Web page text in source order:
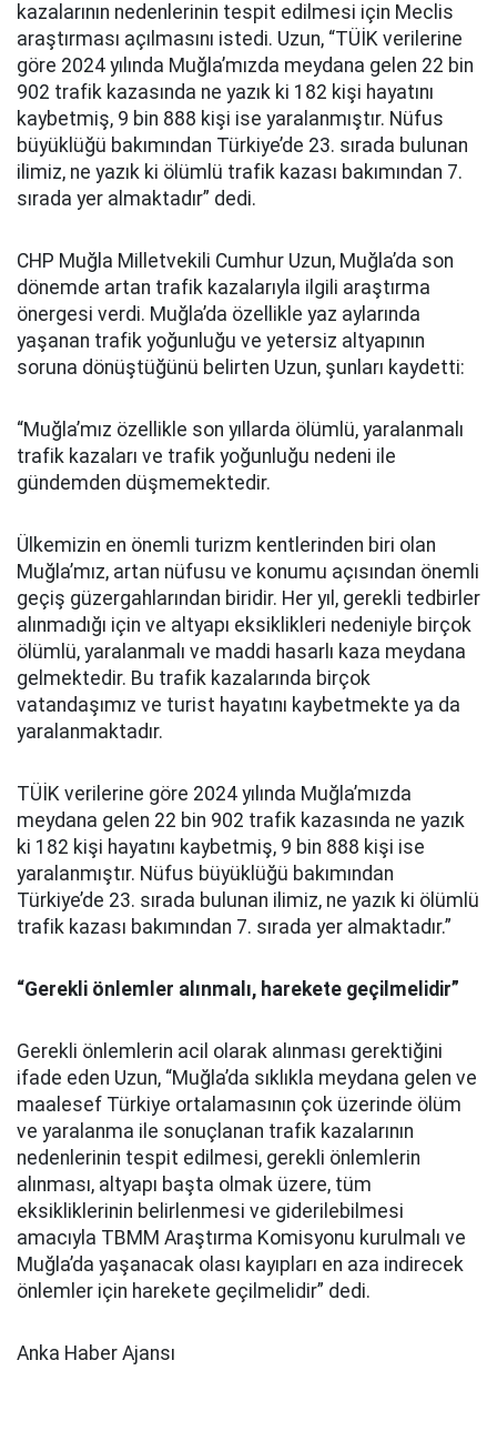
kazalarının nedenlerinin tespit edilmesi için Meclis
araştırması açılmasını istedi. Uzun, “TÜİK verilerine
göre 2024 yılında Muğla’mızda meydana gelen 22 bin
902 trafik kazasında ne yazık ki 182 kişi hayatını
kaybetmiş, 9 bin 888 kişi ise yaralanmıştır. Nüfus
büyüklüğü bakımından Türkiye’de 23. sırada bulunan
ilimiz, ne yazık ki ölümlü trafik kazası bakımından 7.
sırada yer almaktadır” dedi.
CHP Muğla Milletvekili Cumhur Uzun, Muğla’da son
dönemde artan trafik kazalarıyla ilgili araştırma
önergesi verdi. Muğla’da özellikle yaz aylarında
yaşanan trafik yoğunluğu ve yetersiz altyapının
soruna dönüştüğünü belirten Uzun, şunları kaydetti:
“Muğla’mız özellikle son yıllarda ölümlü, yaralanmalı
trafik kazaları ve trafik yoğunluğu nedeni ile
gündemden düşmemektedir.
Ülkemizin en önemli turizm kentlerinden biri olan
Muğla’mız, artan nüfusu ve konumu açısından önemli
geçiş güzergahlarından biridir. Her yıl, gerekli tedbirler
alınmadığı için ve altyapı eksiklikleri nedeniyle birçok
ölümlü, yaralanmalı ve maddi hasarlı kaza meydana
gelmektedir. Bu trafik kazalarında birçok
vatandaşımız ve turist hayatını kaybetmekte ya da
yaralanmaktadır.
TÜİK verilerine göre 2024 yılında Muğla’mızda
meydana gelen 22 bin 902 trafik kazasında ne yazık
ki 182 kişi hayatını kaybetmiş, 9 bin 888 kişi ise
yaralanmıştır. Nüfus büyüklüğü bakımından
Türkiye’de 23. sırada bulunan ilimiz, ne yazık ki ölümlü
trafik kazası bakımından 7. sırada yer almaktadır.”
“Gerekli önlemler alınmalı, harekete geçilmelidir”
Gerekli önlemlerin acil olarak alınması gerektiğini
ifade eden Uzun, “Muğla’da sıklıkla meydana gelen ve
maalesef Türkiye ortalamasının çok üzerinde ölüm
ve yaralanma ile sonuçlanan trafik kazalarının
nedenlerinin tespit edilmesi, gerekli önlemlerin
alınması, altyapı başta olmak üzere, tüm
eksikliklerinin belirlenmesi ve giderilebilmesi
amacıyla TBMM Araştırma Komisyonu kurulmalı ve
Muğla’da yaşanacak olası kayıpları en aza indirecek
önlemler için harekete geçilmelidir” dedi.
Anka Haber Ajansı